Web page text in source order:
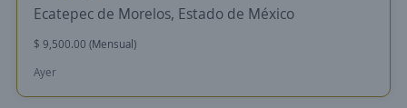
Ecatepec de Morelos, Estado de México
$ 9,500.00 (Mensual)
Ayer